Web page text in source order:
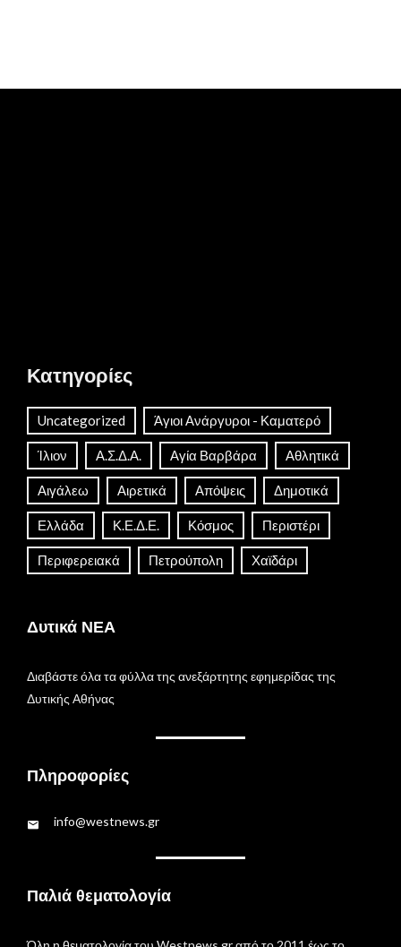
Κατηγορίες
Uncategorized Άγιοι Ανάργυροι - Καματερό
Ίλιον Α.Σ.Δ.Α. Αγία Βαρβάρα Αθλητικά
Αιγάλεω Αιρετικά Απόψεις Δημοτικά
Ελλάδα Κ.Ε.Δ.Ε. Κόσμος Περιστέρι
Περιφερειακά Πετρούπολη Χαϊδάρι
Δυτικά ΝΕΑ
Διαβάστε όλα τα φύλλα της ανεξάρτητης εφημερίδας της
Δυτικής Αθήνας
Πληροφορίες
info@westnews.gr
Παλιά θεματολογία